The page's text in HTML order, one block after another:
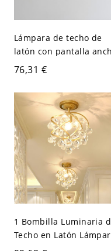
Lámpara de techo de
latón con pantalla
vidrio transparente
acanalado moderno, 1
bombilla, montaje
empotrado para pasillos
76,31 €
1 Bombilla Luminaria
Techo en Latón
de Techo de Bolas de